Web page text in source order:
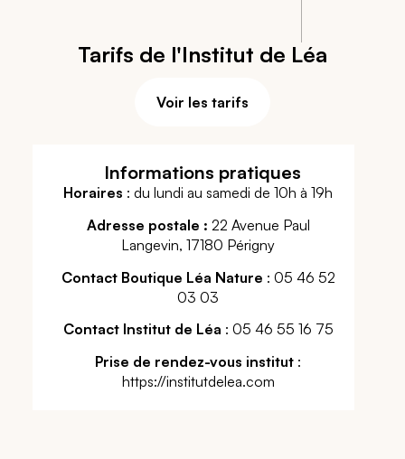
Tarifs de l'Institut de Léa
Voir les tarifs
Informations pratiques
Horaires : du lundi au samedi de 10h à 19h
Adresse postale : 22 Avenue Paul
Langevin, 17180 Périgny
Contact Boutique Léa Nature : 05 46 52
03 03
Contact Institut de Léa : 05 46 55 16 75
Prise de rendez-vous institut :
https://institutdelea.com